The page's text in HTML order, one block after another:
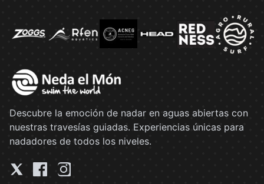
Descubre la emoción de nadar en aguas abiertas con
nuestras travesías guiadas. Experiencias únicas para
nadadores de todos los niveles.